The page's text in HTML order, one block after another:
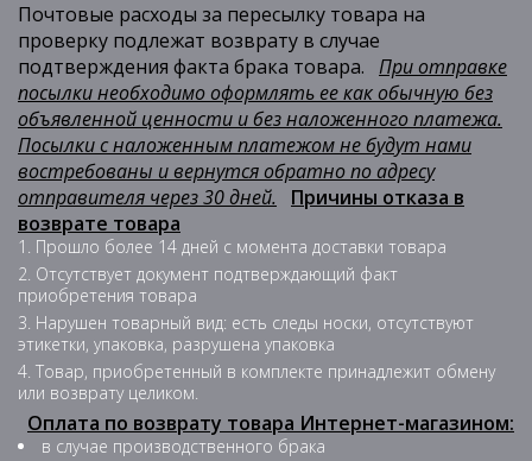
Почтовые расходы за пересылку товара на
проверку подлежат возврату в случае
подтверждения факта брака товара. При отправке
посылки необходимо оформлять ее как обычную без
объявленной ценности и без наложенного платежа.
Посылки с наложенным платежом не будут нами
востребованы и вернутся обратно по адресу
отправителя через 30 дней.
Причины отказа в
возврате товара
Прошло более 14 дней с момента доставки товара
Отсутствует документ подтверждающий факт
приобретения товара
Нарушен товарный вид: есть следы носки, отсутствуют
этикетки, упаковка, разрушена упаковка
Товар, приобретенный в комплекте принадлежит обмену
или возврату целиком.
Оплата по возврату товара Интернет-магазином:
в случае производственного брака